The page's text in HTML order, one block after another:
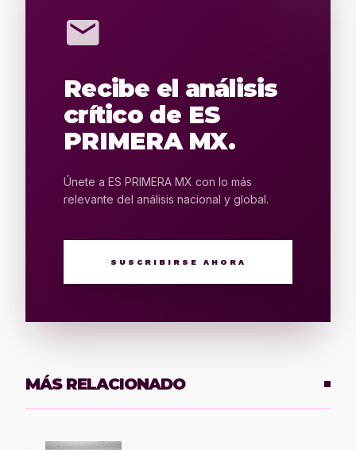
mail
Recibe el análisis
crítico de ES
PRIMERA MX.
Únete a ES PRIMERA MX con lo más
relevante del análisis nacional y global.
SUSCRIBIRSE AHORA
MÁS RELACIONADO